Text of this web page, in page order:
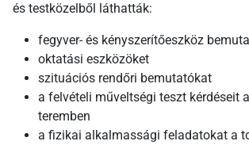
és testközelből láthatták:
fegyver- és kényszerítőeszköz
oktatási eszközöket
szituációs rendőri bemutatókat
a felvételi műveltségi teszt kérdéseit
teremben
a fizikai alkalmassági feladatokat a